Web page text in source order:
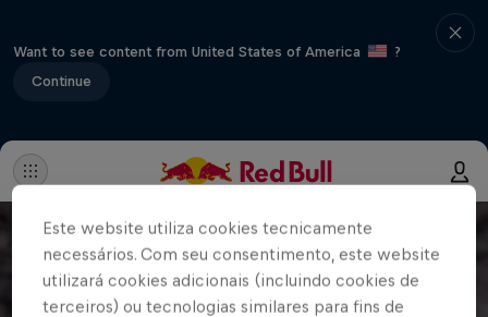
Want to see content from United States of America
?
Continue
Este website utiliza cookies tecnicamente
necessários. Com seu consentimento, este website
utilizará cookies adicionais (incluindo cookies de
terceiros) ou tecnologias similares para fins de